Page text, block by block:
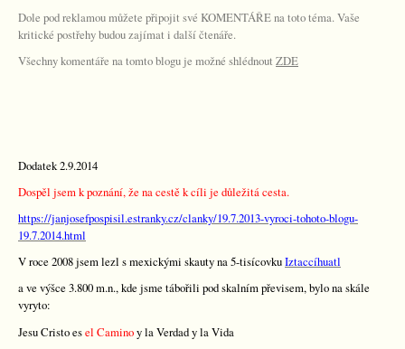
Dole pod reklamou můžete připojit své KOMENTÁŘE na toto téma. Vaše
kritické postřehy budou zajímat i další čtenáře.
Všechny komentáře na tomto blogu je možné shlédnout ZDE
Dodatek 2.9.2014
Dospěl jsem k poznání, že na cestě k cíli je důležitá cesta.
https://janjosefpospisil.estranky.cz/clanky/19.7.2013-vyroci-tohoto-blogu-
19.7.2014.html
V roce 2008 jsem lezl s mexickými skauty na 5-tisícovkuIztaccíhuatl
a ve výšce 3.800 m.n., kde jsme tábořili pod skalním převisem, bylo na skále
vyryto:
Jesu Cristo esel Caminoy la Verdady la Vida